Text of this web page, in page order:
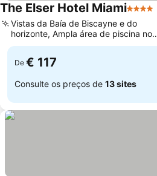
The Elser Hotel Miami4
Vistas da Baía de Biscayne e do
horizonte, Ampla área de piscina no
10º andar
De € 117
Consulte os preços de 13 sites